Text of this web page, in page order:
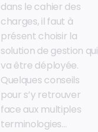
dans le cahier des
charges, il faut à
présent choisir la
solution de gestion qui
va être déployée.
Quelques conseils
pour s’y retrouver
face aux multiples
terminologies…